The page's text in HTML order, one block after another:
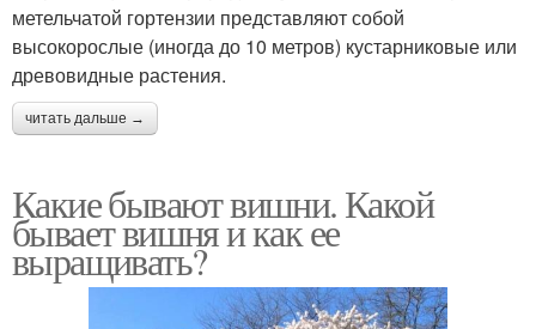
метельчатой гортензии представляют собой
высокорослые (иногда до 10 метров) кустарниковые или
древовидные растения.
читать дальше →
Какие бывают вишни. Какой
бывает вишня и как ее
выращивать?